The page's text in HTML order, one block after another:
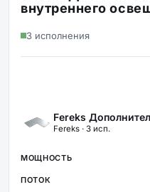
внутреннего
3 исполнения
Fereks
Fereks · 3 исп.